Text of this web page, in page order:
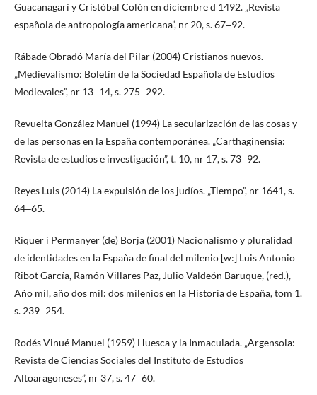
Guacanagarí y Cristóbal Colón en diciembre d 1492. „Revista
española de antropología americana”, nr 20, s. 67‒92.
Rábade Obradó María del Pilar (2004) Cristianos nuevos.
„Medievalismo: Boletín de la Sociedad Española de Estudios
Medievales”, nr 13‒14, s. 275‒292.
Revuelta González Manuel (1994) La secularización de las cosas y
de las personas en la España contemporánea. „Carthaginensia:
Revista de estudios e investigación”, t. 10, nr 17, s. 73‒92.
Reyes Luis (2014) La expulsión de los judíos. „Tiempo”, nr 1641, s.
64‒65.
Riquer i Permanyer (de) Borja (2001) Nacionalismo y pluralidad
de identidades en la España de final del milenio [w:] Luis Antonio
Ribot García, Ramón Villares Paz, Julio Valdeón Baruque, (red.),
Año mil, año dos mil: dos milenios en la Historia de España, tom 1.
s. 239‒254.
Rodés Vinué Manuel (1959) Huesca y la Inmaculada. „Argensola:
Revista de Ciencias Sociales del Instituto de Estudios
Altoaragoneses”, nr 37, s. 47‒60.